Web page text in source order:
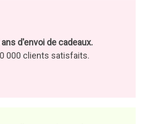
ans d'envoi de cadeaux.
000 clients satisfaits.